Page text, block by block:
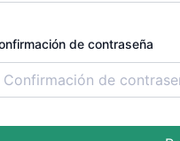
de contraseña